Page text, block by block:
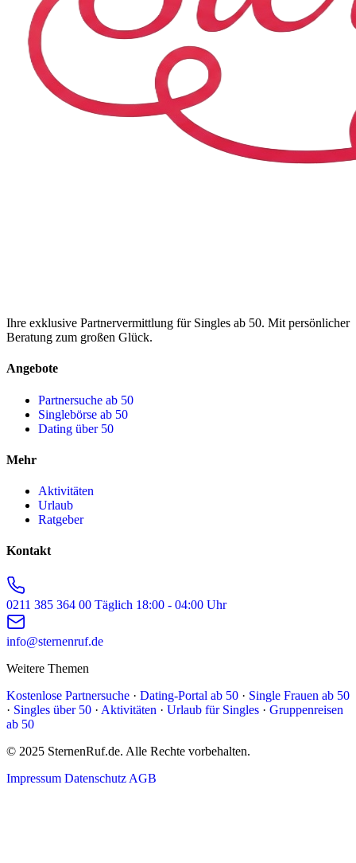
Ihre exklusive Partnervermittlung für Singles ab 50. Mit persönlicher
Beratung zum großen Glück.
Angebote
Partnersuche ab 50
Singlebörse ab 50
Dating über 50
Mehr
Aktivitäten
Urlaub
Ratgeber
Kontakt
0211 385 364 00 Täglich 18:00 - 04:00 Uhr
info@sternenruf.de
Weitere Themen
Kostenlose Partnersuche · Dating-Portal ab 50 · Single Frauen ab 50
· Singles über 50 · Aktivitäten · Urlaub für Singles · Gruppenreisen
ab 50
© 2025 SternenRuf.de. Alle Rechte vorbehalten.
Impressum Datenschutz AGB